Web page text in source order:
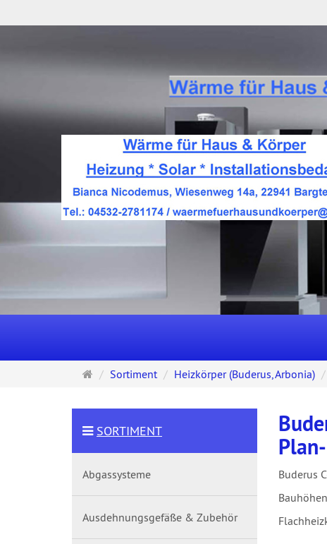
Startseite
Sortiment Heizkörper (Buderus, Arbonia)
Buderus
SORTIMENT
Abgassysteme
Ausdehnungsgefäße & Zubehör